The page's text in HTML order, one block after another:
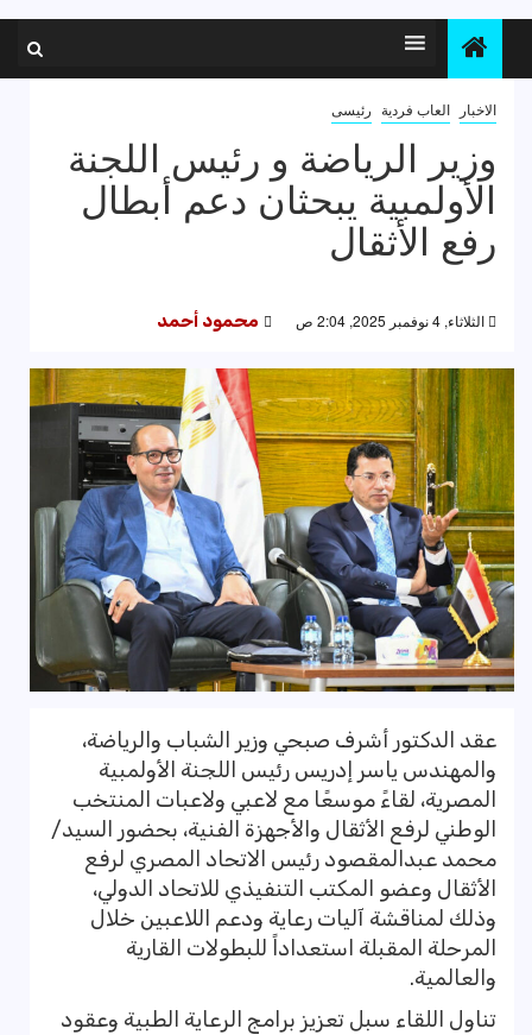
الاخبار العاب فردية رئيسى
وزير الرياضة و رئيس اللجنة
الأولمبية يبحثان دعم أبطال
رفع الأثقال
الثلاثاء, 4 نوفمبر 2025, 2:04 ص محمود أحمد
عقد الدكتور أشرف صبحي وزير الشباب والرياضة،
والمهندس ياسر إدريس رئيس اللجنة الأولمبية
المصرية، لقاءً موسعًا مع لاعبي ولاعبات المنتخب
الوطني لرفع الأثقال والأجهزة الفنية، بحضور السيد/
محمد عبدالمقصود رئيس الاتحاد المصري لرفع
الأثقال وعضو المكتب التنفيذي للاتحاد الدولي،
وذلك لمناقشة آليات رعاية ودعم اللاعبين خلال
المرحلة المقبلة استعداداً للبطولات القارية
والعالمية.
تناول اللقاء سبل تعزيز برامج الرعاية الطبية وعقود